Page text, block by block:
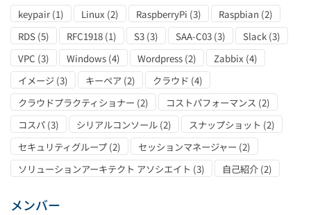
keypair (1) Linux (2) RaspberryPi (3) Raspbian (2)
RDS (5) RFC1918 (1) S3 (3) SAA-C03 (3) Slack (3)
VPC (3) Windows (4) Wordpress (2) Zabbix (4)
イメージ (3) キーペア (2) クラウド (4)
クラウドプラクティショナー (2) コストパフォーマンス (2)
コスパ (3) シリアルコンソール (2) スナップショット (2)
セキュリティグループ (2) セッションマネージャー (2)
ソリューションアーキテクト アソシエイト (3) 自己紹介 (2)
メンバー